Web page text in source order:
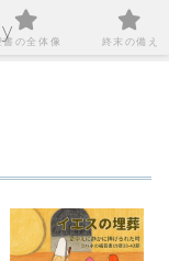
書の全体像 終末の備え